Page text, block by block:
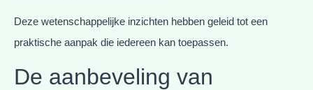
Deze wetenschappelijke inzichten hebben geleid tot een
praktische aanpak die iedereen kan toepassen.
De aanbeveling van